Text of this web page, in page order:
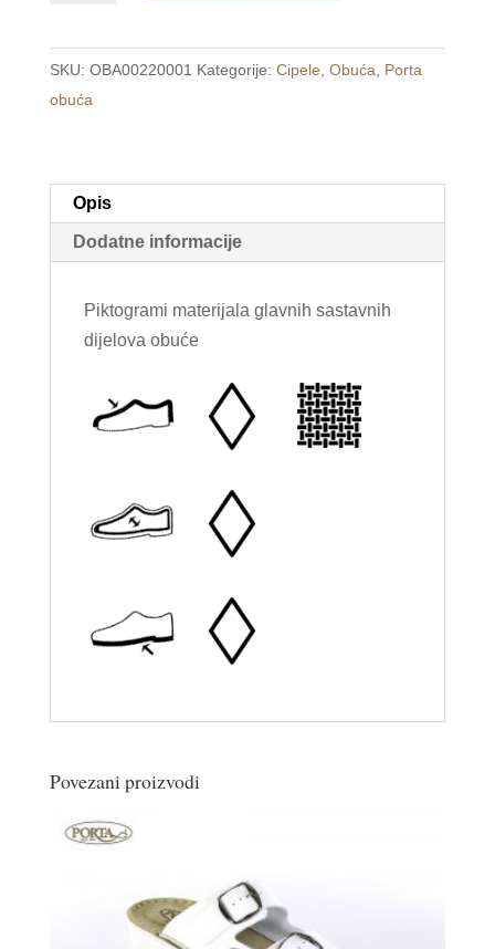
crne
/PORTA/
količina
SKU: OBA00220001 Kategorije: Cipele Obuća
Porta
obuća
Opis
Dodatne informacije
Piktogrami materijala glavnih sastavnih
dijelova obuće
Povezani proizvodi